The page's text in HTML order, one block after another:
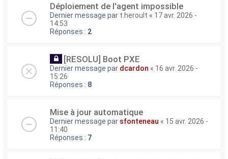
Déploiement de l'agent impossible
Dernier message par t.heroult « 17 avr. 2026 -
14:53
Réponses : 2
[RESOLU] Boot PXE
Dernier message par dcardon « 16 avr. 2026 -
15:26
Réponses : 8
Mise à jour automatique
Dernier message par sfonteneau « 15 avr. 2026 -
11:40
Réponses : 7